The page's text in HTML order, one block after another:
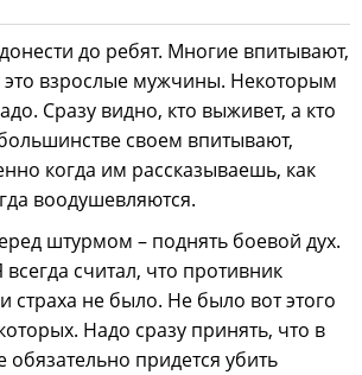
до ребят. Многие впитывают,
взрослые мужчины. Некоторым
Сразу видно, кто выживет, а кто
своем впитывают,
когда им рассказываешь, как
воодушевляются.
штурмом – поднять боевой дух.
считал, что противник
страха не было. Не было вот этого
Надо сразу принять, что в
обязательно придется убить